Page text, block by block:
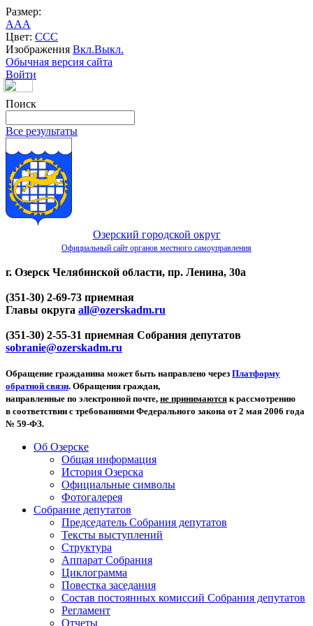
Размер:
AAA
Цвет: CCC
Изображения Вкл.Выкл.
Обычная версия сайта
Войти
Поиск
Все результаты
Озерский городской округ
Официальный сайт органов местного самоуправления
г. Озерск Челябинской области, пр. Ленина, 30а
(351-30) 2-69-73 приемная
Главы округа all@ozerskadm.ru
(351-30) 2-55-31 приемная Собрания депутатов
sobranie@ozerskadm.ru
Обращение гражданина может быть направлено через Платформу
обратной связи. Обращения граждан,
направленные по электронной почте, не принимаются к рассмотрению
в соответствии с требованиями Федерального закона от 2 мая 2006 года
№ 59-ФЗ.
Об Озерске
Общая информация
История Озерска
Официальные символы
Фотогалерея
Собрание депутатов
Председатель Собрания депутатов
Тексты выступлений
Структура
Аппарат Собрания
Циклограмма
Повестка заседания
Состав постоянных комиссий Собрания депутатов
Регламент
Отчеты